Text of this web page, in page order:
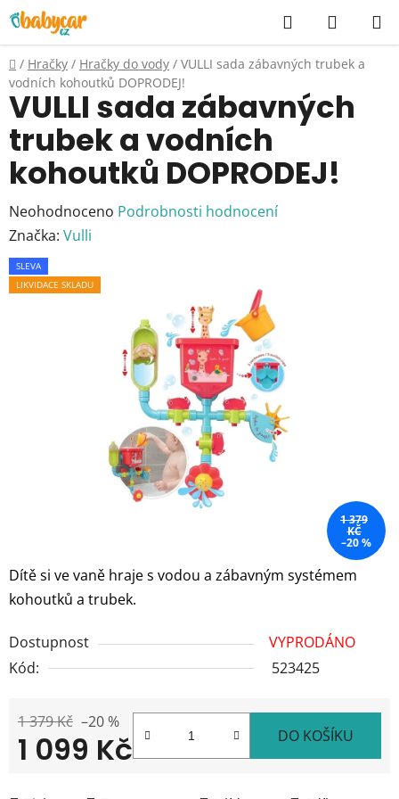
Přejít
na
obsah
Hledat
KOŠÍK
Domů
/ Hračky / Hračky do vody / VULLI sada zábavných trubek a
vodních kohoutků DOPRODEJ!
Dítě si ve vaně hraje s vodou a zábavným systémem
kohoutků a trubek.
Dostupnost
VYPRODÁNO
Kód:
523425
1 379 Kč –20 %
1 099 Kč DO KOŠÍKU
VULLI sada zábavných
trubek a vodních
kohoutků DOPRODEJ!
Průměrné
hodnocení
produktu
je
Neohodnoceno Podrobnosti hodnocení
Značka: Vulli
SLEVA
LIKVIDACE SKLADU
1 379
KČ
–20 %